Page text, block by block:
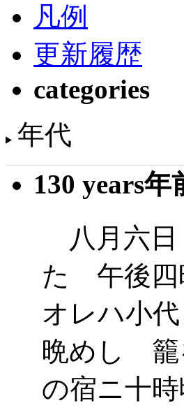
凡例
更新履歴
categories
年代
130 years
八月六
た 午後四
オレハ小
晩めし 籠
の宿ニ十